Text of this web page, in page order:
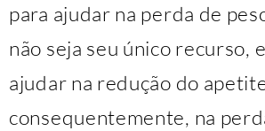
para ajudar na perda de
não seja seu único recurso,
ajudar na redução do
consequentemente, na